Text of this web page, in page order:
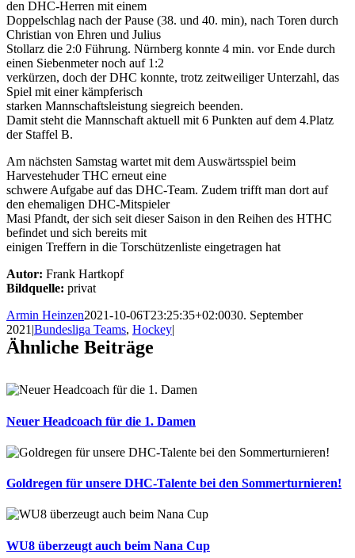
den DHC-Herren mit einem
Doppelschlag nach der Pause (38. und 40. min), nach Toren durch
Christian von Ehren und Julius
Stollarz die 2:0 Führung. Nürnberg konnte 4 min. vor Ende durch
einen Siebenmeter noch auf 1:2
verkürzen, doch der DHC konnte, trotz zeitweiliger Unterzahl, das
Spiel mit einer kämpferisch
starken Mannschaftsleistung siegreich beenden.
Damit steht die Mannschaft aktuell mit 6 Punkten auf dem 4.Platz
der Staffel B.
Am nächsten Samstag wartet mit dem Auswärtsspiel beim
Harvestehuder THC erneut eine
schwere Aufgabe auf das DHC-Team. Zudem trifft man dort auf
den ehemaligen DHC-Mitspieler
Masi Pfandt, der sich seit dieser Saison in den Reihen des HTHC
befindet und sich bereits mit
einigen Treffern in die Torschützenliste eingetragen hat
Autor: Frank Hartkopf
Bildquelle: privat
Armin Heinzen2021-10-06T23:25:35+02:0030. September
2021 |Bundesliga Teams, Hockey|
Ähnliche Beiträge
Neuer Headcoach für die 1. Damen
Goldregen für unsere DHC-Talente bei den Sommerturnieren!
WU8 überzeugt auch beim Nana Cup